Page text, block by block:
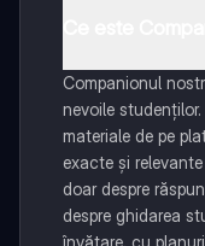
Companionul
nevoile
materiale de pe
exacte și
doar despre
despre ghidarea
învățare, cu